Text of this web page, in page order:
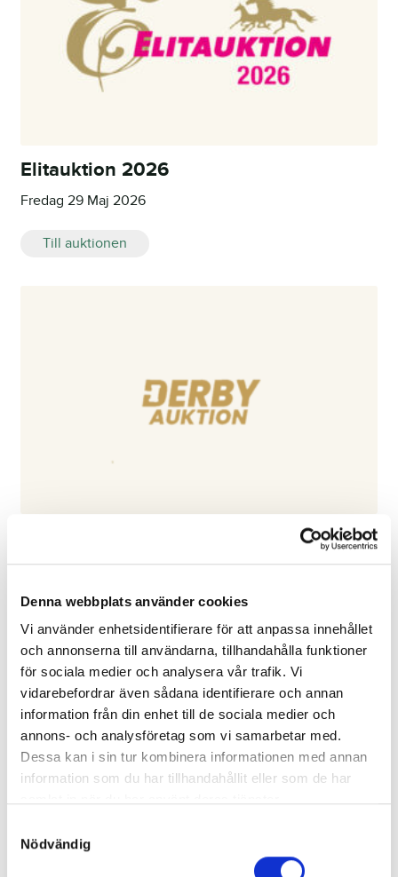
Denna webbplats använder cookies
Vi använder enhetsidentifierare för att anpassa innehållet
och annonserna till användarna, tillhandahålla funktioner
för sociala medier och analysera vår trafik. Vi
vidarebefordrar även sådana identifierare och annan
information från din enhet till de sociala medier och
annons- och analysföretag som vi samarbetar med.
Dessa kan i sin tur kombinera informationen med annan
information som du har tillhandahållit eller som de har
Nödvändig
Elitauktion 2026
Fredag 29 Maj 2026
Till auktionen
Fredag 5 September 2025
Till auktionen